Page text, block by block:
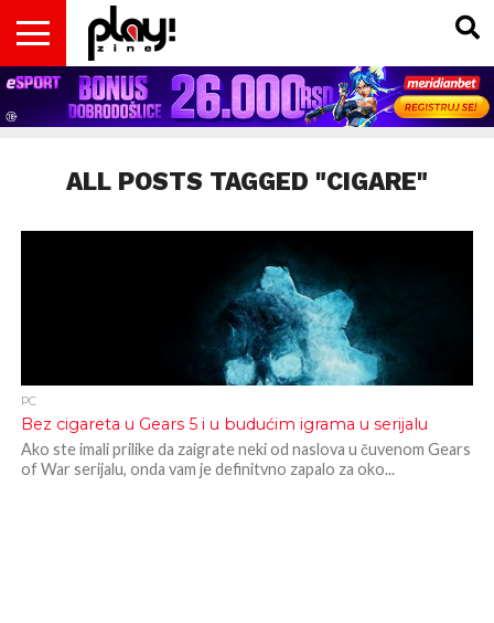
VESTI
MAGAZIN
PLAY!RETRO
PLAY!CAST
PLAY!CON
PLAY!BIZ
INSIDER
OPISI
IGARA
DOMAĆA
SCENA
INTERVJUI
GADGETS
FILM
& TV
KOLUMNE
ALL POSTS TAGGED "CIGARE"
PC
Bez cigareta u Gears 5 i u budućim igrama u serijalu
Ako ste imali prilike da zaigrate neki od naslova u čuvenom Gears
of War serijalu, onda vam je definitvno zapalo za oko...